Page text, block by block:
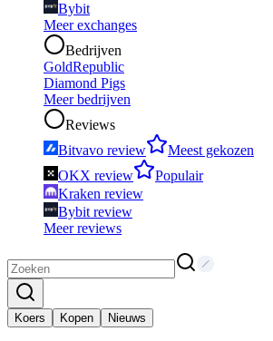
Bybit
Meer exchanges
Bedrijven
GoldRepublic
Diamond Pigs
Meer bedrijven
Reviews
Bitvavo review
Meest gekozen
OKX review
Populair
Kraken review
Bybit review
Meer reviews
Koers Kopen Nieuws